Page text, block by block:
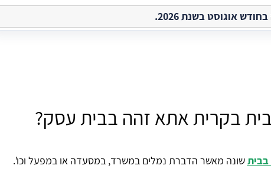
אוגוסט בשנת 2026.
בקרית אתא זהה בבית עסק?
שונה מאשר הדברת נמלים במשרד, במסעדה או במפעל וכו'.